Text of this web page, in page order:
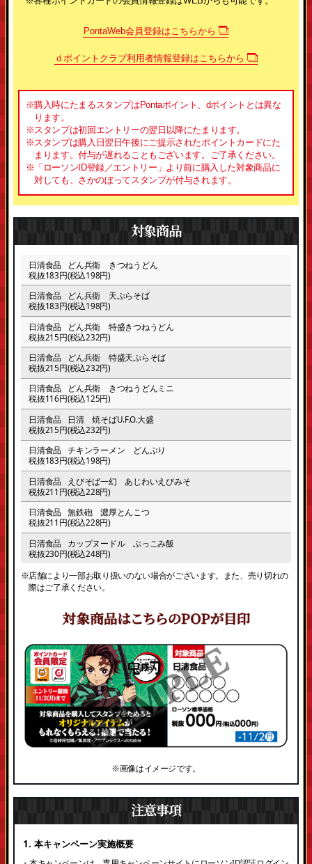
PontaWeb会員登録はこちらから
ｄポイントクラブ利用者情報登録はこちらから
※購入時にたまるスタンプはPontaポイント、dポイントとは異な
ります。
※スタンプは初回エントリーの翌日以降にたまります。
※スタンプは購入日翌日午後にご提示されたポイントカードにた
まります。付与が遅れることもございます。ご了承ください。
※「ローソンID登録／エントリー」より前に購入した対象商品に
対しても、さかのぼってスタンプが付与されます。
対象商品
日清食品
どん兵衛 きつねうどん
税抜183円(税込198円)
日清食品
どん兵衛 天ぷらそば
税抜183円(税込198円)
日清食品
どん兵衛 特盛きつねうどん
税抜215円(税込232円)
日清食品
どん兵衛 特盛天ぷらそば
税抜215円(税込232円)
日清食品
どん兵衛 きつねうどんミニ
税抜116円(税込125円)
日清食品
日清 焼そばU.F.O.大盛
税抜215円(税込232円)
日清食品
チキンラーメン どんぶり
税抜183円(税込198円)
日清食品
えびそば一幻 あじわいえびみそ
税抜211円(税込228円)
日清食品
無鉄砲 濃厚とんこつ
税抜211円(税込228円)
日清食品
カップヌードル ぶっこみ飯
税抜230円(税込248円)
※店舗により一部お取り扱いのない場合がございます。また、売り切れの
際はご了承ください。
※画像はイメージです。
注意事項
1. 本キャンペーン実施概要